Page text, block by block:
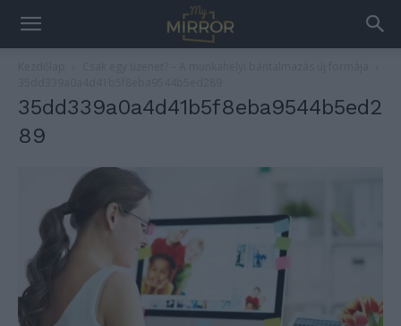
35dd339a0a4d41b5f8eba9544b5ed2
89